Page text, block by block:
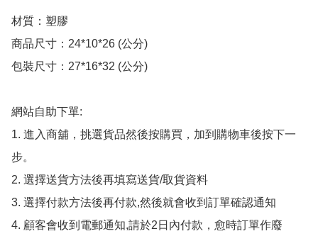
材質：塑膠
商品尺寸：24*10*26 (公分)
包裝尺寸：27*16*32 (公分)
網站自助下單:
1. 進入商舖，挑選貨品然後按購買，加到購物車後按下一
步。
2. 選擇送貨方法後再填寫送貨/取貨資料
3. 選擇付款方法後再付款,然後就會收到訂單確認通知
4. 顧客會收到電郵通知,請於2日內付款，愈時訂單作廢